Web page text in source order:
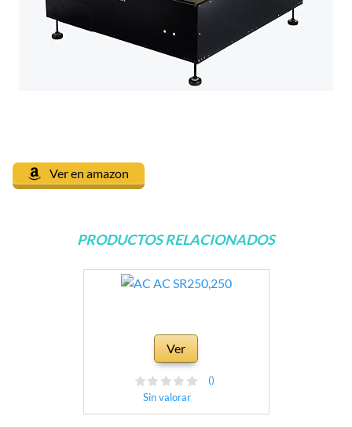
Ver en amazon
PRODUCTOS RELACIONADOS
Ver
Sin valorar
()